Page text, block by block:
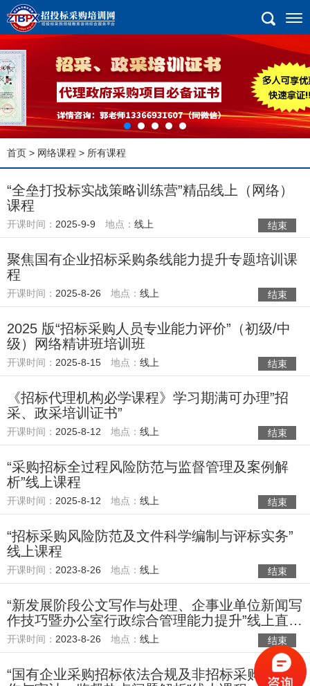
首页 > 网络课程 > 所有课程
“全垒打投标实战策略训练营”精品线上（网络）
课程
开课时间： 2025-9-9 地点： 线上 结束
聚焦国有企业招标采购条线能力提升专题培训课
程
开课时间： 2025-8-26 地点： 线上 结束
2025 版“招标采购人员专业能力评价”（初级/中
级）网络精讲班培训班
开课时间： 2025-8-15 地点： 线上 结束
《招标代理机构必学课程》学习期满可办理”招
采、政采培训证书”
开课时间： 2025-8-12 地点： 线上 结束
“采购招标全过程风险防范与监督管理及案例解
析”线上课程
开课时间： 2025-8-12 地点： 线上 结束
“招标采购风险防范及文件科学编制与评标实务”
线上课程
开课时间： 2023-8-26 地点： 线上 结束
“新发展阶段公文写作与处理、企事业单位新闻写
作技巧暨办公室行政综合管理能力提升”线上直播
课程
开课时间： 2023-8-26 地点： 线上 结束
“国有企业采购招标依法合规及非招标采购实务操